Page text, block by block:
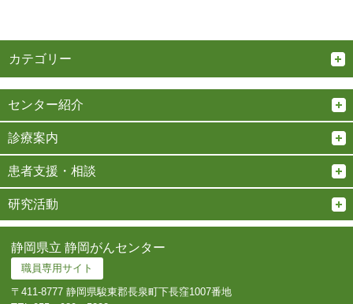
カテゴリー
センター紹介
診療案内
患者支援・相談
研究活動
静岡県立 静岡がんセンター
職員専用サイト
〒411-8777 静岡県駿東郡長泉町下長窪1007番地